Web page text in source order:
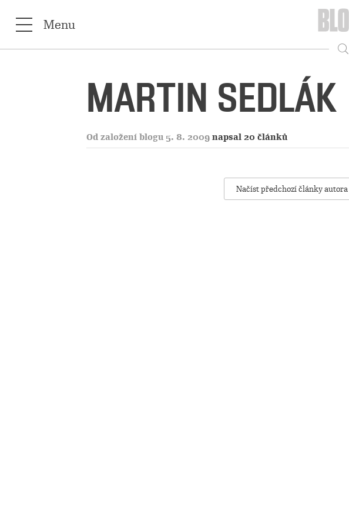
Menu
MARTIN SEDLÁK
Od založení blogu 5. 8. 2009 napsal 20 článků
Načíst předchozí články autora